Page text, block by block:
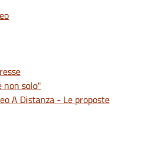
non solo"
A Distanza - Le proposte